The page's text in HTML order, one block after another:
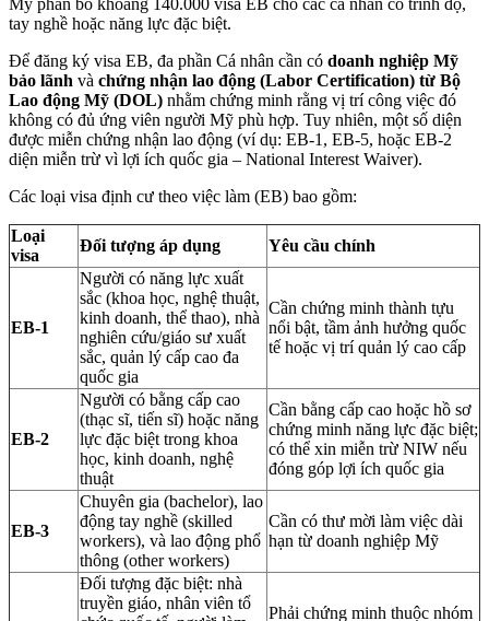
Mỹ phân bổ khoảng 140.000 visa EB cho các cá nhân có trình độ,
tay nghề hoặc năng lực đặc biệt.
Để đăng ký visa EB, đa phần Cá nhân cần có doanh nghiệp Mỹ
bảo lãnh và chứng nhận lao động (Labor Certification) từ Bộ
Lao động Mỹ (DOL) nhằm chứng minh rằng vị trí công việc đó
không có đủ ứng viên người Mỹ phù hợp. Tuy nhiên, một số diện
được miễn chứng nhận lao động (ví dụ: EB-1, EB-5, hoặc EB-2
diện miễn trừ vì lợi ích quốc gia – National Interest Waiver).
Các loại visa định cư theo việc làm (EB) bao gồm:
Loại
visa
Đối tượng áp dụng Yêu cầu chính
EB-1
Người có năng lực xuất
sắc (khoa học, nghệ thuật,
kinh doanh, thể thao), nhà
nghiên cứu/giáo sư xuất
sắc, quản lý cấp cao đa
quốc gia
Cần chứng minh thành tựu
nổi bật, tầm ảnh hưởng quốc
tế hoặc vị trí quản lý cao cấp
EB-2
Người có bằng cấp cao
(thạc sĩ, tiến sĩ) hoặc năng
lực đặc biệt trong khoa
học, kinh doanh, nghệ
thuật
Cần bằng cấp cao hoặc hồ sơ
chứng minh năng lực đặc biệt;
có thể xin miễn trừ NIW nếu
đóng góp lợi ích quốc gia
EB-3
Chuyên gia (bachelor), lao
động tay nghề (skilled
workers), và lao động phổ
thông (other workers)
Cần có thư mời làm việc dài
hạn từ doanh nghiệp Mỹ
Đối tượng đặc biệt: nhà
truyền giáo, nhân viên tổ
Phải chứng minh thuộc nhóm